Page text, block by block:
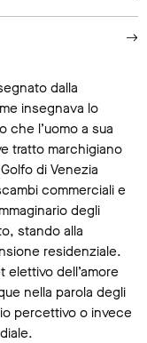
dalla
insegnava lo
che l’uomo a sua
tratto marchigiano
di Venezia
commerciali e
degli
stando alla
residenziale.
dell’amore
nella parola degli
percettivo o invece